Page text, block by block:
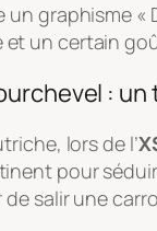
un graphisme
un certain
:
lors de l’
pour
salir une